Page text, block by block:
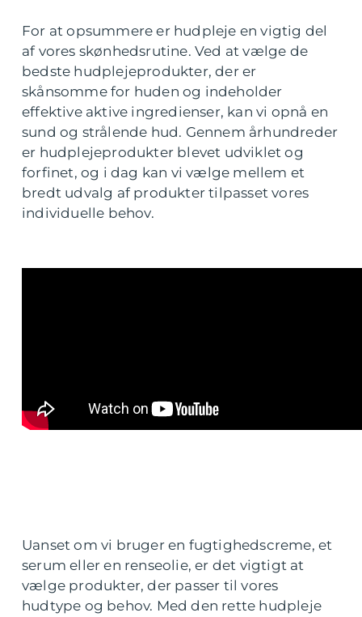
For at opsummere er hudpleje en vigtig del
af vores skønhedsrutine. Ved at vælge de
bedste hudplejeprodukter, der er
skånsomme for huden og indeholder
effektive aktive ingredienser, kan vi opnå en
sund og strålende hud. Gennem århundreder
er hudplejeprodukter blevet udviklet og
forfinet, og i dag kan vi vælge mellem et
bredt udvalg af produkter tilpasset vores
individuelle behov.
Uanset om vi bruger en fugtighedscreme, et
serum eller en renseolie, er det vigtigt at
vælge produkter, der passer til vores
hudtype og behov. Med den rette hudpleje